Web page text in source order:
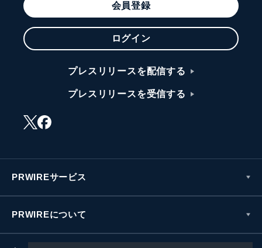
会員登録
ログイン
プレスリリースを配信する
プレスリリースを受信する
PRWIREサービス
PRWIREについて